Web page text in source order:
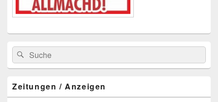
Suchen
nach:
Suchen
Zeitungen / Anzeigen